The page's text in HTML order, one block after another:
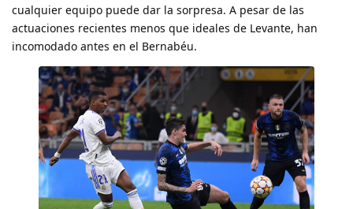
cualquier equipo puede dar la sorpresa. A pesar de las
actuaciones recientes menos que ideales de Levante, han
incomodado antes en el Bernabéu.